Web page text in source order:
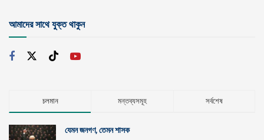
আমাদের সাথে যুক্ত থাকুন
চলমান মন্তব্যসমূহ সর্বশেষ
যেমন জনগণ, তেমন শাসক